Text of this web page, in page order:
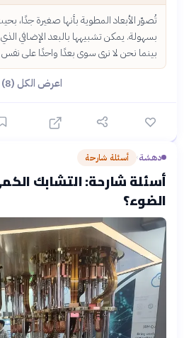
تُصوّر الأبعاد المطوية بأنها صغيرة جدًا،
بسهولة. يمكن تشبيهها بالبعد الإضافي
بينما نحن لا نرى سوى بعدًا واحدًا على
اعرض الكل (8) ←
دهشة› أسئلة شارحة
أسئلة شارحة: التشابك
الضوء؟